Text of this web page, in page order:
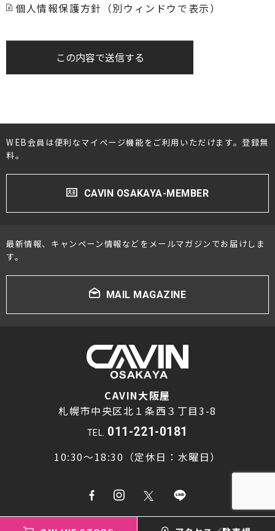
個人情報保護方針（別ウィンドウで表示）
この内容で送信する
WEB会員は便利なマイページ機能をご利用いただけます。登録無
料。
CAVIN OSAKAYA-MEMBER
最新情報、キャンペーン情報などをメールマガジンでお届けしま
す。
MAIL MAGAZINE
CAVIN大阪屋
札幌市中央区北１条西３丁目3-8
TEL. 011-221-0181
10:30～18:30（定休日：水曜日）